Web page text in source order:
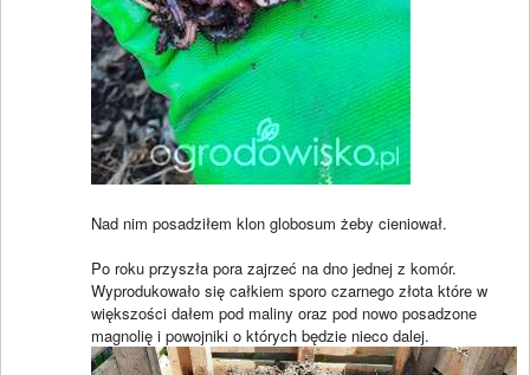
Nad nim posadziłem klon globosum żeby cieniował.
Po roku przyszła pora zajrzeć na dno jednej z komór.
Wyprodukowało się całkiem sporo czarnego złota które w
większości dałem pod maliny oraz pod nowo posadzone
magnolię i powojniki o których będzie nieco dalej.